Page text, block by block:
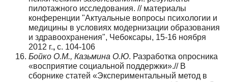
пилотажного исследования. // материалы
конференции "Актуальные вопросы психологии и
медицины в условиях модернизации образования
и здравоохранения", Чебоксары, 15-16 ноября
2012 г., с. 104-106
Бойко О.М., Казьмина О.Ю. Разработка опросника
«восприятие социальной поддержки».// В
сборнике статей «Экспериментальный метод в